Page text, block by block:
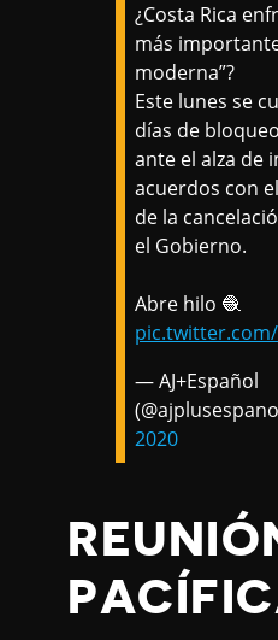
¿Costa Rica
más
moderna”?
Este lunes se
días de
ante el alza de
acuerdos con
de la
el Gobierno.
Abre hilo 🧶
pic.twitter.com/
— AJ+Español
2020